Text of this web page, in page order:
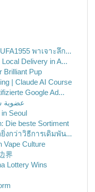
พาเจาะลึก...
Delivery in A...
Brilliant Pup
| Claude AI Course
Google Ad...
عضوية
Seoul
Die beste Sortiment
งกว่าวิธีการเดิมพัน...
Vape Culture
界
Lottery Wins